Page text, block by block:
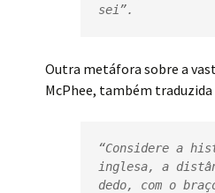
sei”.
Outra metáfora sobre a
McPhee, também
“Considere a
inglesa, a
dedo, com o